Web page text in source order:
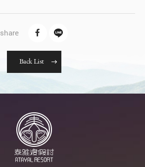
BackList